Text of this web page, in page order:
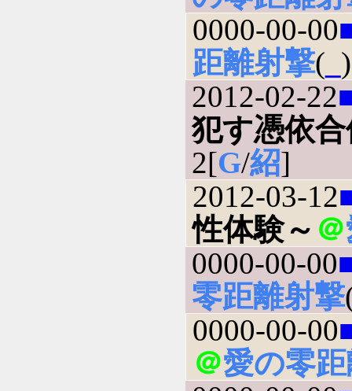
0000-00-00
距離射撃(
2012-02-22
犯す憑依
2[G/紹]
2012-03-12
性体験～ ＠
0000-00-00
零距離射撃
0000-00-00
＠愛の零